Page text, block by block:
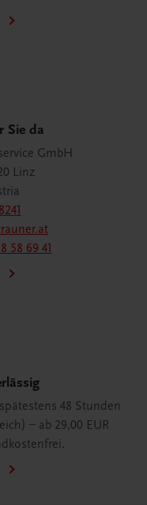
Sie da
GmbH
Linz
58 69 41
48 Stunden
– ab 29,00 EUR